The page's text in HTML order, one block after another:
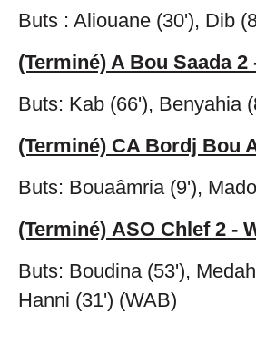
Buts : Aliouane (30'), Dib
(Terminé) A Bou Saada 2
Buts: Kab (66'), Benyahia
(Terminé) CA Bordj Bou
Buts: Bouaâmria (9'),
(Terminé) ASO Chlef 2 -
Buts: Boudina (53'),
Hanni (31') (WAB)